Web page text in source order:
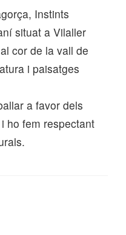
Instints
situat a Vilaller
cor de la vall de
i paisatges
a favor dels
ho fem respectant